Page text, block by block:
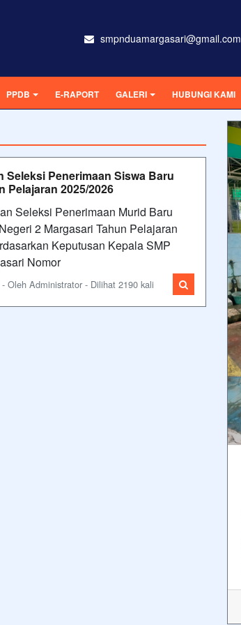
smpnduamargasari@gmail.com
PPDB E-RAPORT GALERI HUBUNGI KAMI
Seleksi Penerimaan Siswa Baru
Pelajaran 2025/2026
Seleksi Penerimaan Murid Baru
2 Margasari Tahun Pelajaran
Keputusan Kepala SMP
Nomor
Oleh Administrator - Dilihat 2190 kali